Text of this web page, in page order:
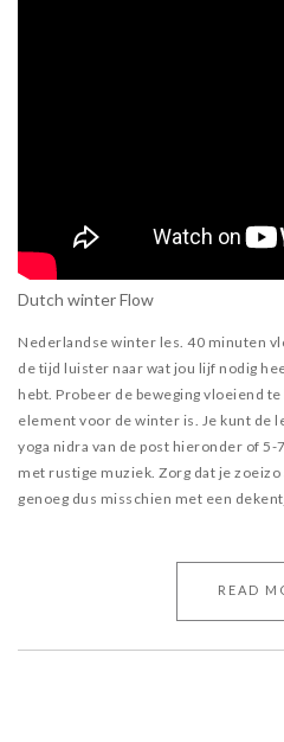
Dutch winter Flow
Nederlandse winter les. 40 minuten
de tijd luister naar wat jou lijf nodig
hebt. Probeer de beweging vloeiend
element voor de winter is. Je kunt de
yoga nidra van de post hieronder of
met rustige muziek. Zorg dat je
genoeg dus misschien met een
READ